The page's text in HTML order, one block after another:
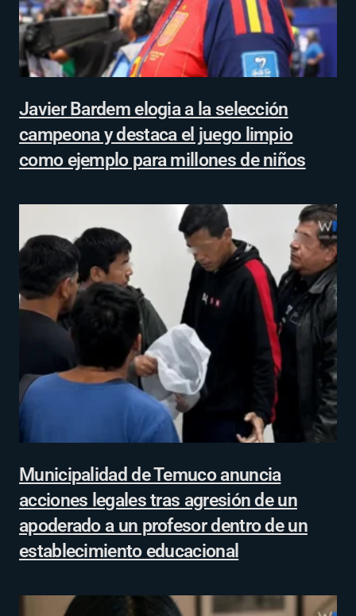
Javier Bardem elogia a la selección
campeona y destaca el juego limpio
como ejemplo para millones de niños
Municipalidad de Temuco anuncia
acciones legales tras agresión de un
apoderado a un profesor dentro de un
establecimiento educacional